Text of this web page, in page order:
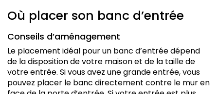
Où placer son banc d’entrée
Conseils d’aménagement
Le placement idéal pour un banc d’entrée dépend
de la disposition de votre maison et de la taille de
votre entrée. Si vous avez une grande entrée, vous
pouvez placer le banc directement contre le mur en